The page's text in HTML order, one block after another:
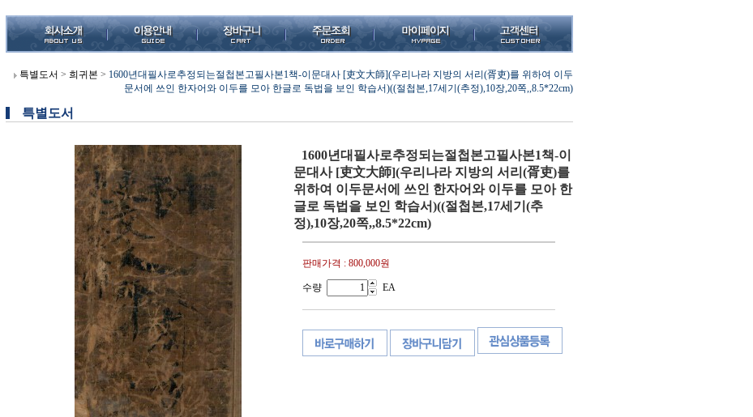
특별도서 > 희귀본 > 1600년대필사로추정되는절첩본고필사본1책-이문대사 [吏文大師](우리나라 지방의 서리(胥吏)를 위하여 이두
문서에 쓰인 한자어와 이두를 모아 한글로 독법을 보인 학습서)((절첩본,17세기(추정),10장,20쪽,,8.5*22cm)
특별도서
1600년대필사로추정되는절첩본고필사본1책-이
문대사 [吏文大師](우리나라 지방의 서리(胥吏)를
위하여 이두문서에 쓰인 한자어와 이두를 모아 한
글로 독법을 보인 학습서)((절첩본,17세기(추
정),10장,20쪽,,8.5*22cm)
판매가격 : 800,000원
수량 EA